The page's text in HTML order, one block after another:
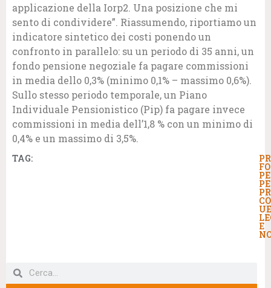
applicazione della Iorp2. Una posizione che mi
sento di condividere”. Riassumendo, riportiamo un
indicatore sintetico dei costi ponendo un
confronto in parallelo: su un periodo di 35 anni, un
fondo pensione negoziale fa pagare commissioni
in media dello 0,3% (minimo 0,1% – massimo 0,6%).
Sullo stesso periodo temporale, un Piano
Individuale Pensionistico (Pip) fa pagare invece
commissioni in media dell’1,8 % con un minimo di
0,4% e un massimo di 3,5%.
TAG:
UE
E